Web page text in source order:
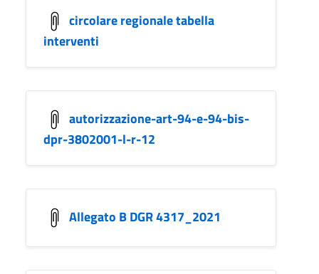
circolare regionale tabella
interventi
autorizzazione-art-94-e-94-bis-
dpr-3802001-l-r-12
Allegato B DGR 4317_2021